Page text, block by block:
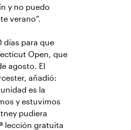
y no puedo
verano”.
días para que
Open, que
agosto. El
añadió:
es la
y estuvimos
pudiera
lección gratuita